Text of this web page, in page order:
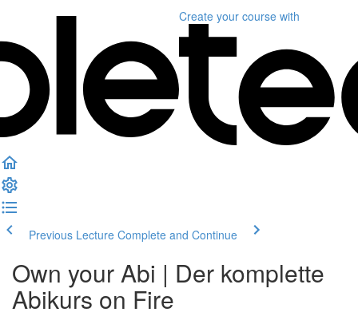
Create your course with
Previous Lecture Complete and Continue
Own your Abi | Der komplette
Abikurs on Fire